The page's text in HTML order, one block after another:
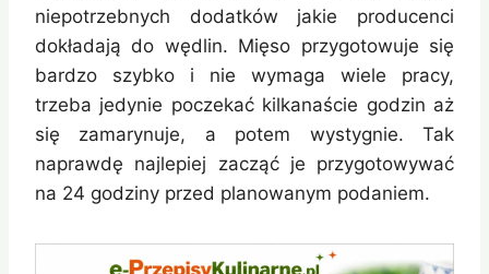
niepotrzebnych dodatków jakie producenci
dokładają do wędlin. Mięso przygotowuje się
bardzo szybko i nie wymaga wiele pracy,
trzeba jedynie poczekać kilkanaście godzin aż
się zamarynuje, a potem wystygnie. Tak
naprawdę najlepiej zacząć je przygotowywać
na 24 godziny przed planowanym podaniem.